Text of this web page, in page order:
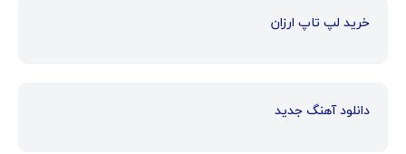
خرید لپ تاپ ارزان
دانلود آهنگ جدید